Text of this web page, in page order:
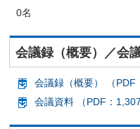
0名
会議録（概要）／会
会議録（概要） （PDF
会議資料 （PDF：